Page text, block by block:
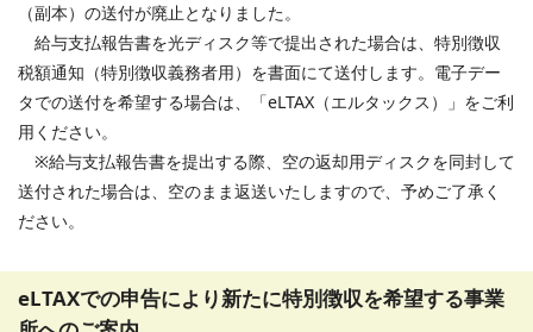
（副本）の送付が廃止となりました。
給与支払報告書を光ディスク等で提出された場合は、特別徴収
税額通知（特別徴収義務者用）を書面にて送付します。電子デー
タでの送付を希望する場合は、「eLTAX（エルタックス）」をご利
用ください。
※給与支払報告書を提出する際、空の返却用ディスクを同封して
送付された場合は、空のまま返送いたしますので、予めご了承く
ださい。
eLTAXでの申告により新たに特別徴収を希望する事業